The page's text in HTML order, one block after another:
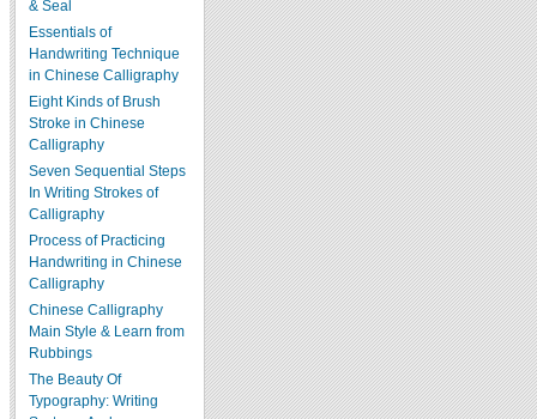
& Seal
Essentials of
Handwriting Technique
in Chinese Calligraphy
Eight Kinds of Brush
Stroke in Chinese
Calligraphy
Seven Sequential Steps
In Writing Strokes of
Calligraphy
Process of Practicing
Handwriting in Chinese
Calligraphy
Chinese Calligraphy
Main Style & Learn from
Rubbings
The Beauty Of
Typography: Writing